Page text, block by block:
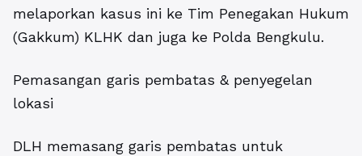
melaporkan kasus ini ke Tim Penegakan Hukum
(Gakkum) KLHK dan juga ke Polda Bengkulu.
Pemasangan garis pembatas & penyegelan
lokasi
DLH memasang garis pembatas untuk